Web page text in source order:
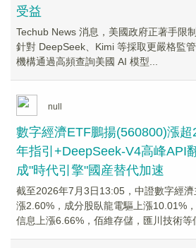
受益
Techub News 消息，美國政府正著手限
針對 DeepSeek、Kimi 等採取更嚴格監
機構通過高頻查詢美國 AI 模型...
null
數字經濟ETF鵬揚(560800)漲
年指引+DeepSeek-V4高峰API
成"時代引擎"國産替代加速
截至2026年7月3日13:05，中證數字經
漲2.60%，成分股臥龍電驅上漲10.01%
信息上漲6.66%，佰維存儲，匯川技術等